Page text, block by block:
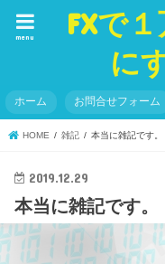
FXで
に
menu
ホーム お問合せフォーム
HOME 雑記 本当に雑記です。
2019.12.29
本当に雑記です。